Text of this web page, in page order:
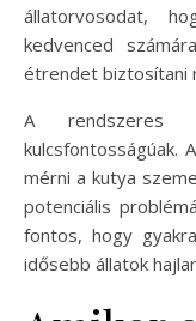
állatorvosodat,
kedvenced
étrendet biztosítani
A rendszeres
kulcsfontosságúak.
mérni a kutya
potenciális
fontos, hogy
idősebb állatok